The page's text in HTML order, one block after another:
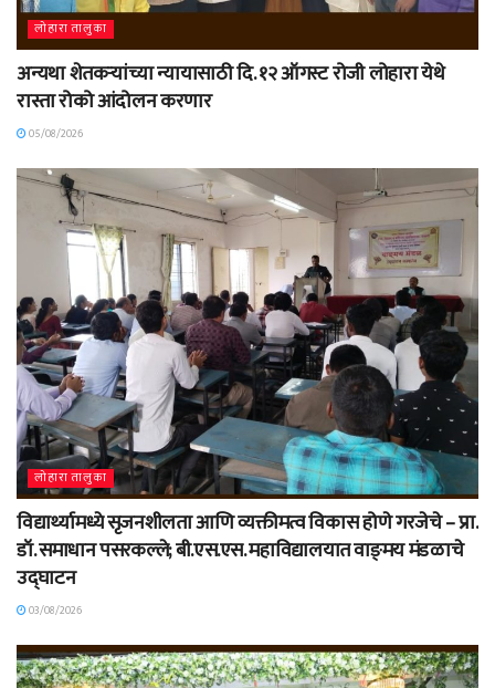
लोहारा तालुका
अन्यथा शेतकऱ्यांच्या न्यायासाठी दि. १२ ऑगस्ट रोजी लोहारा येथे
रास्ता रोको आंदोलन करणार
05/08/2026
लोहारा तालुका
विद्यार्थ्यामध्ये सृजनशीलता आणि व्यक्तीमत्व विकास होणे गरजेचे – प्रा.
डॉ. समाधान पसरकल्ले; बी.एस.एस. महाविद्यालयात वाङ्‌मय मंडळाचे
उद्घाटन
03/08/2026